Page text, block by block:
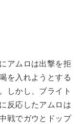
アムロは出撃を拒
を入れようとする
しかし、ブライト
反応したアムロは
戦でガウとドップ